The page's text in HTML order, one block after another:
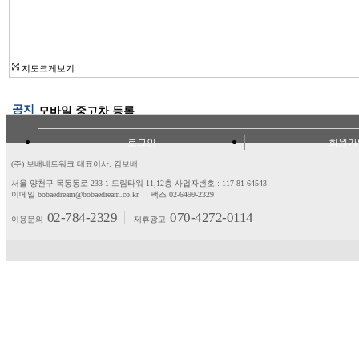
지도크게보기
공지 모바일 중고차 등록
로그인 회원
(주) 보배네트워크 대표이사: 김보배
서울 양천구 목동동로 233-1 드림타워 11,12층 사업자번호 : 117-81-64543
이메일 bobaedream@bobaedream.co.kr
팩스 02-6499-2329
이용문의 02-784-2329 제휴광고 070-4272-0114